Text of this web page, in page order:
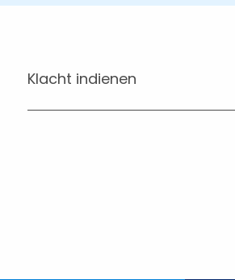
Klacht indienen